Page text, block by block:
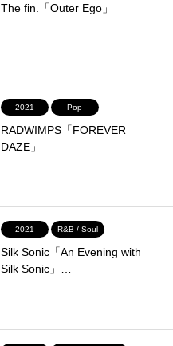
The fin.「Outer Ego」
2021 Pop
RADWIMPS「FOREVER
DAZE」
2021 R&B / Soul
Silk Sonic「An Evening with
Silk Sonic」…